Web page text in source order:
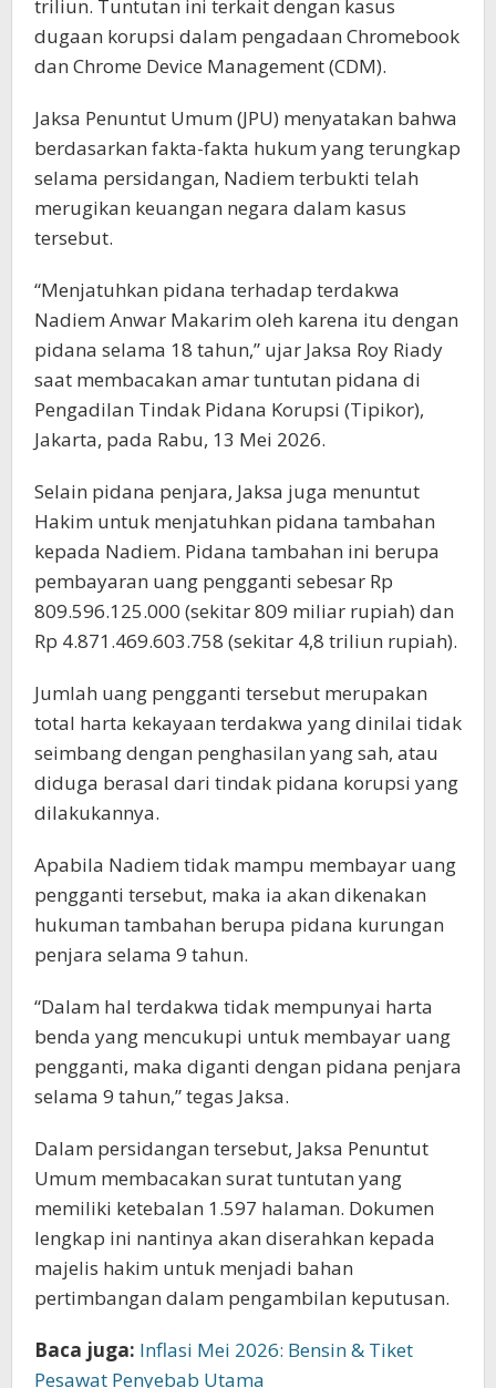
triliun. Tuntutan ini terkait dengan kasus
dugaan korupsi dalam pengadaan Chromebook
dan Chrome Device Management (CDM).
Jaksa Penuntut Umum (JPU) menyatakan bahwa
berdasarkan fakta-fakta hukum yang terungkap
selama persidangan, Nadiem terbukti telah
merugikan keuangan negara dalam kasus
tersebut.
“Menjatuhkan pidana terhadap terdakwa
Nadiem Anwar Makarim oleh karena itu dengan
pidana selama 18 tahun,” ujar Jaksa Roy Riady
saat membacakan amar tuntutan pidana di
Pengadilan Tindak Pidana Korupsi (Tipikor),
Jakarta, pada Rabu, 13 Mei 2026.
Selain pidana penjara, Jaksa juga menuntut
Hakim untuk menjatuhkan pidana tambahan
kepada Nadiem. Pidana tambahan ini berupa
pembayaran uang pengganti sebesar Rp
809.596.125.000 (sekitar 809 miliar rupiah) dan
Rp 4.871.469.603.758 (sekitar 4,8 triliun rupiah).
Jumlah uang pengganti tersebut merupakan
total harta kekayaan terdakwa yang dinilai tidak
seimbang dengan penghasilan yang sah, atau
diduga berasal dari tindak pidana korupsi yang
dilakukannya.
Apabila Nadiem tidak mampu membayar uang
pengganti tersebut, maka ia akan dikenakan
hukuman tambahan berupa pidana kurungan
penjara selama 9 tahun.
“Dalam hal terdakwa tidak mempunyai harta
benda yang mencukupi untuk membayar uang
pengganti, maka diganti dengan pidana penjara
selama 9 tahun,” tegas Jaksa.
Dalam persidangan tersebut, Jaksa Penuntut
Umum membacakan surat tuntutan yang
memiliki ketebalan 1.597 halaman. Dokumen
lengkap ini nantinya akan diserahkan kepada
majelis hakim untuk menjadi bahan
pertimbangan dalam pengambilan keputusan.
Baca juga: Inflasi Mei 2026: Bensin & Tiket
Pesawat Penyebab Utama